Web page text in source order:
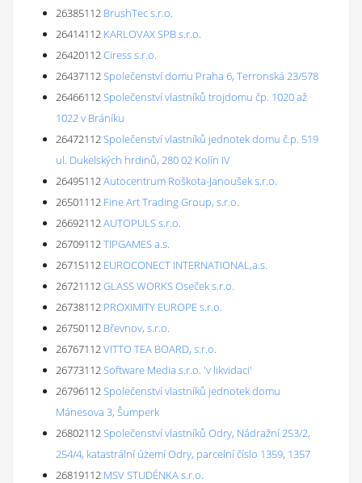
26385112 BrushTec s.r.o.
26414112 KARLOVAX SPB s.r.o.
26420112Ciress s.r.o.
26437112Společenství domu Praha 6, Terronská 23/578
26466112Společenství vlastníků trojdomu čp. 1020 až
1022 v Bráníku
26472112Společenství vlastníků jednotek domu č.p. 519
ul. Dukelských hrdinů, 280 02 Kolín IV
26495112Autocentrum Roškota-Janoušek s.r.o.
26501112 Fine Art Trading Group, s.r.o.
26692112AUTOPULS s.r.o.
26709112TIPGAMES a.s.
26715112 EUROCONECT INTERNATIONAL,a.s.
26721112GLASS WORKS Oseček s.r.o.
26738112 PROXIMITY EUROPE s.r.o.
26750112 Břevnov, s.r.o.
26767112VITTO TEA BOARD, s.r.o.
26773112Software Media s.r.o. 'v likvidaci'
26796112Společenství vlastníků jednotek domu
Mánesova 3, Šumperk
26802112Společenství vlastníků Odry, Nádražní 253/2,
254/4, katastrální území Odry, parcelní číslo 1359, 1357
26819112 MSV STUDÉNKA s.r.o.